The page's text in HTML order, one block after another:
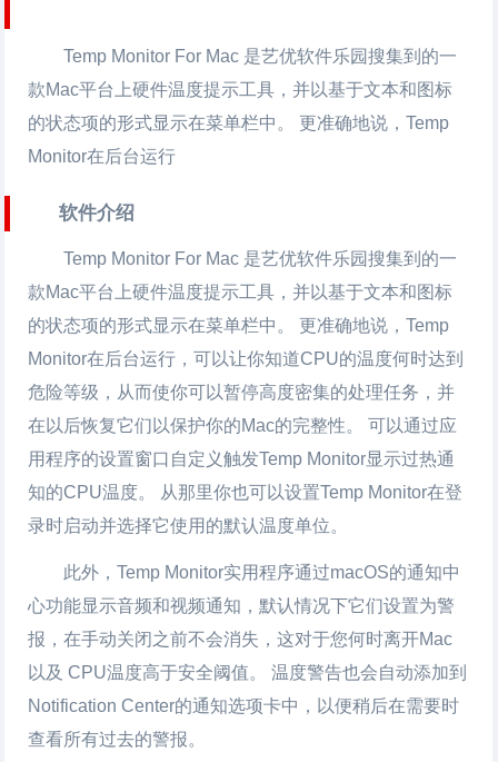
Temp Monitor For Mac 是艺优软件乐园搜集到的一
款Mac平台上硬件温度提示工具，并以基于文本和图标
的状态项的形式显示在菜单栏中。 更准确地说，Temp
Monitor在后台运行
软件介绍
Temp Monitor For Mac 是艺优软件乐园搜集到的一
款Mac平台上硬件温度提示工具，并以基于文本和图标
的状态项的形式显示在菜单栏中。 更准确地说，Temp
Monitor在后台运行，可以让你知道CPU的温度何时达到
危险等级，从而使你可以暂停高度密集的处理任务，并
在以后恢复它们以保护你的Mac的完整性。 可以通过应
用程序的设置窗口自定义触发Temp Monitor显示过热通
知的CPU温度。 从那里你也可以设置Temp Monitor在登
录时启动并选择它使用的默认温度单位。
此外，Temp Monitor实用程序通过macOS的通知中
心功能显示音频和视频通知，默认情况下它们设置为警
报，在手动关闭之前不会消失，这对于您何时离开Mac
以及 CPU温度高于安全阈值。 温度警告也会自动添加到
Notification Center的通知选项卡中，以便稍后在需要时
查看所有过去的警报。